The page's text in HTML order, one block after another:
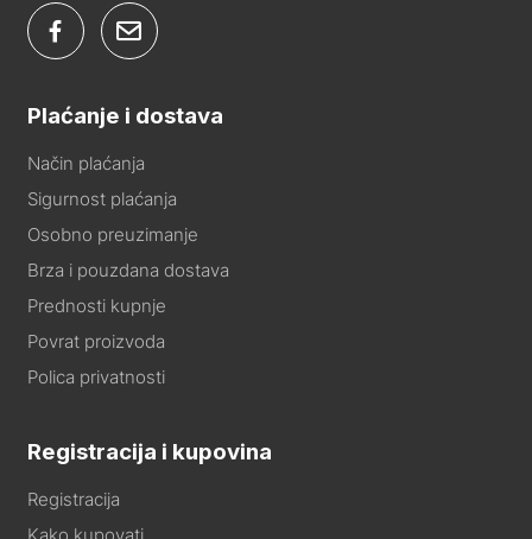
Plaćanje i dostava
Način plaćanja
Sigurnost plaćanja
Osobno preuzimanje
Brza i pouzdana dostava
Prednosti kupnje
Povrat proizvoda
Polica privatnosti
Registracija i kupovina
Registracija